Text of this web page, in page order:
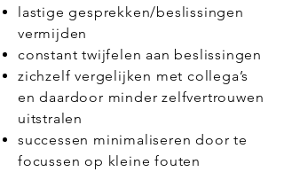
lastige gesprekken/beslissingen
vermijden
constant twijfelen aan beslissingen
zichzelf vergelijken met collega’s
en daardoor minder zelfvertrouwen
uitstralen
successen minimaliseren door te
focussen op kleine fouten